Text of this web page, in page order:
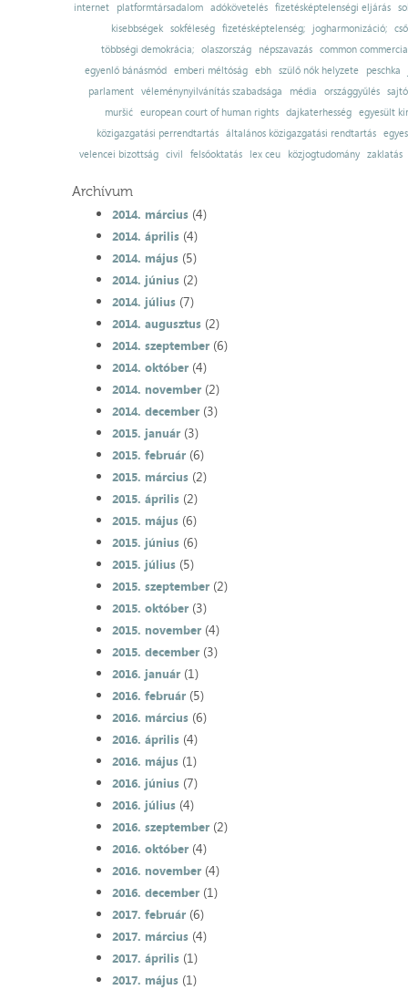
internet
platformtársadalom adókövetelés fizetésképtelenségi eljárás
kisebbségek sokféleség fizetésképtelenség; jogharmonizáció;
többségi demokrácia; olaszország népszavazás common
egyenlő bánásmód emberi méltóság ebh szülő nők helyzete
peschka
parlament
véleménynyilvánítás szabadsága média országgyűlés
muršić
european court of human rights dajkaterhesség
egyesült
közigazgatási perrendtartás
általános közigazgatási rendtartás
velencei bizottság
civil felsőoktatás lex ceu közjogtudomány zaklatás
Archívum
2014. március(4)
2014. április(4)
2014. május(5)
2014. június(2)
2014. július(7)
2014. augusztus(2)
2014. szeptember(6)
2014. október(4)
2014. november(2)
2014. december(3)
2015. január(3)
2015. február(6)
2015. március(2)
2015. április(2)
2015. május(6)
2015. június(6)
2015. július(5)
2015. szeptember(2)
2015. október(3)
2015. november(4)
2015. december(3)
2016. január(1)
2016. február(5)
2016. március(6)
2016. április(4)
2016. május(1)
2016. június(7)
2016. július(4)
2016. szeptember(2)
2016. október(4)
2016. november(4)
2016. december(1)
2017. február(6)
2017. március(4)
2017. április(1)
2017. május(1)